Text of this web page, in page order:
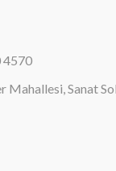
4570
Mahallesi, Sanat